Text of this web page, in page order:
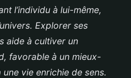
l’individu à lui-même,
Explorer ses
aide à cultiver un
favorable à un mieux-
vie enrichie de sens.